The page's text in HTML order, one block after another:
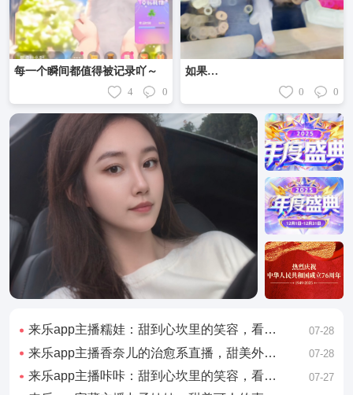
每一个瞬间都值得被记录吖～
4 0
如果…
0 0
来乐app主播糯娃：甜到心坎里的笑容，看完心情好了一整天 07-28
来乐app主播香奈儿的治愈系直播，甜美外表下藏着有趣的灵魂 07-28
来乐app主播咔咔：甜到心坎里的笑容，看完心情好了一整天 07-27